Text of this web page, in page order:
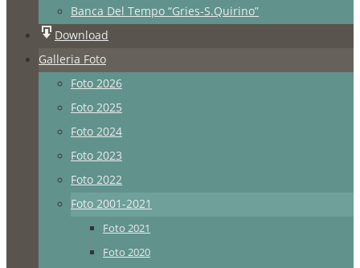
Banca Del Tempo “Gries-S.Quirino”
Download
Galleria Foto
Foto 2026
Foto 2025
Foto 2024
Foto 2023
Foto 2022
Foto 2001-2021
Foto 2021
Foto 2020